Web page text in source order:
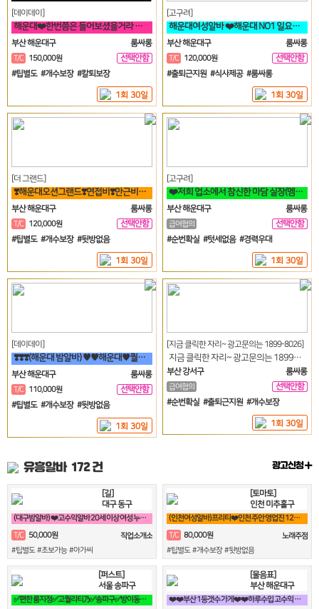
[데이데이]
해운대❤️한번쯤은 들어보셨을거라 생각합니다 해운대 하면 퀄리티 입니다❤️
부산 해운대구
룸싸롱
T/C 150,000원
선택안함
#팁별도 #개수보장 #칼퇴보장
1회 30일
[고구려]
해운대여성알바 ❤️해운대 NO1 일요일도 영업합니다❤️
부산 해운대구
룸싸롱
T/C 120,000원
선택안함
#출퇴근지원 #식사제공 #룸싸롱
1회 30일
[더 그랜드]
❣️해운대오션그랜드❣️면접비❣️만근비❣️소개비❣️마이킹❣️차비 지원❣️
부산 해운대구
룸싸롱
T/C 120,000원
선택안함
일
#팁별도 #개수보장 #뒷방없음
1회 30일
[고구려]
❤️저희 업소에서 참신한 마담 실장(멤버) 영업진 구좌 사장님모집!❤
부산 해운대구
룸싸롱
급여협의
선택안함
일
#순번확실 #텃세없음 #경력우대
1회 30일
[데이데이]
❣️❣️❣️(해운대 밤알바) ♥♥해운대♥퀄리티♥룸빠♥1번♥♥❣️❣️❣️
부산 해운대구
룸싸롱
T/C 110,000원
선택안함
일
#팁별도 #개수보장 #뒷방없음
1회 30일
[지금 클릭한 자리~ 광고문의는 1899-8026]
지금 클릭한 자리~ 광고문의는 1899-8026
부산 강서구
룸싸롱
급여협의
선택안함
일
#순번확실 #출퇴근지원 #개수보장
1회 30일
유흥알바 172 건 광고신청
[길]
대구 동구
(대구밤알바) ❤️고수익알바 20세 이상 여성 누구나 비밀보장❤️
T/C
50,000원
직업소개소
#팁별도 #초보가능 #아가씨
[토마토]
인천 미추홀구
(인천여성알바)프리티❤️인천 주안 영업진 12명 상주중 (24시간 영업)❤️
T/C 80,000원
노래주점
#팁별도 #개수보장 #뒷방없음
[퍼스트]
서울 송파구
✅편한 룸지정✅고퀄리티乃✅송파구✅방이동✅잠실✅석촌동✅강남구✅서초구✅논현동
[물음표]
부산 해운대구
❤️❤️부산 1등갯수 가게❤️❤️하루수입 고수익 가능❤️❤️